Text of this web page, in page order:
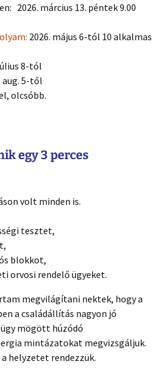
2026. március 13. péntek 9.00
2026. május 6-tól 10 alkalmas
8-tól
aug. 5-től
olcsóbb.
egy 3 perces
volt minden is.
tesztet,
blokkot,
orvosi rendelő ügyeket.
megvilágítani nektek, hogy a
a családállítás nagyon jó
mögött húzódó
mintázatokat megvizsgáljuk.
helyzetet rendezzük.